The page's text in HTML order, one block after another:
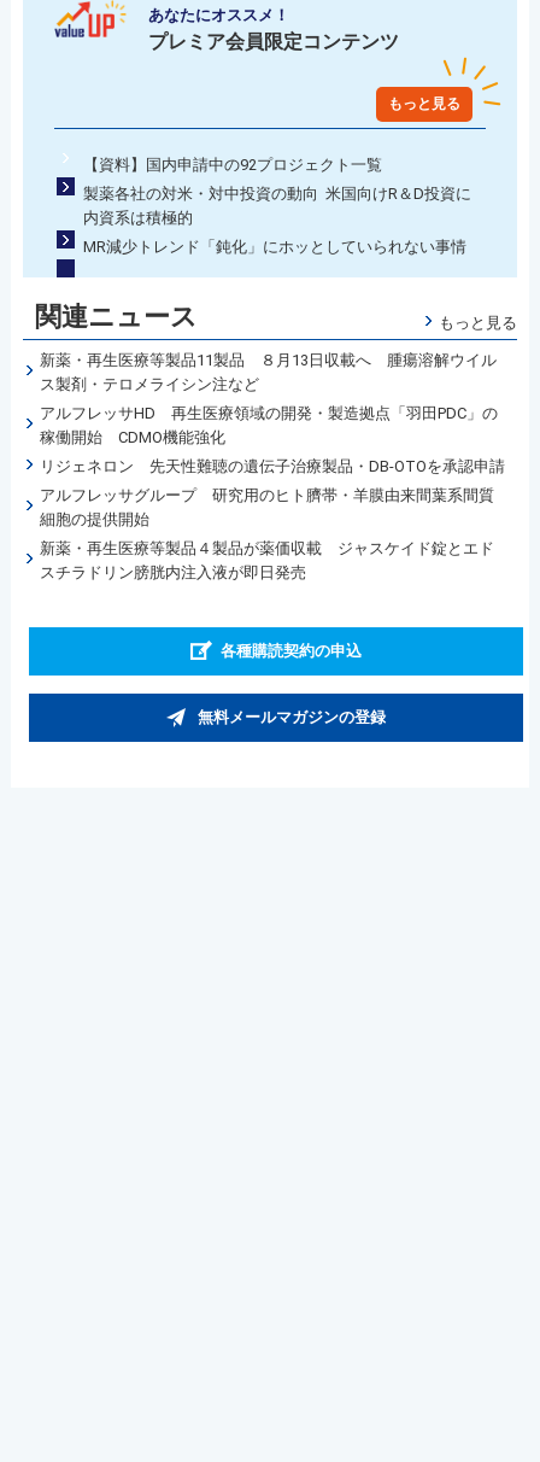
あなたにオススメ！
プレミア会員限定コンテンツ
もっと見る
【資料】国内申請中の92プロジェクト一覧
製薬各社の対米・対中投資の動向 米国向けR＆D投資に
内資系は積極的
MR減少トレンド「鈍化」にホッとしていられない事情
関連ニュース もっと見る
新薬・再生医療等製品11製品 ８月13日収載へ 腫瘍溶解ウイル
ス製剤・テロメライシン注など
アルフレッサHD 再生医療領域の開発・製造拠点「羽田PDC」の
稼働開始 CDMO機能強化
リジェネロン 先天性難聴の遺伝子治療製品・DB-OTOを承認申請
アルフレッサグループ 研究用のヒト臍帯・羊膜由来間葉系間質
細胞の提供開始
新薬・再生医療等製品４製品が薬価収載 ジャスケイド錠とエド
スチラドリン膀胱内注入液が即日発売
各種購読契約の申込
無料メールマガジンの登録